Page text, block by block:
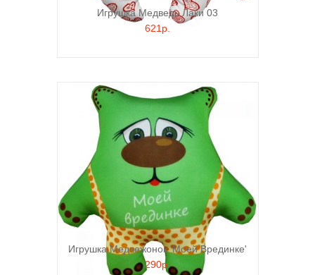
Игрушка Медведь Лаки 03
621р.
Игрушка Медвежонок 'Моей Врединке'
290р.